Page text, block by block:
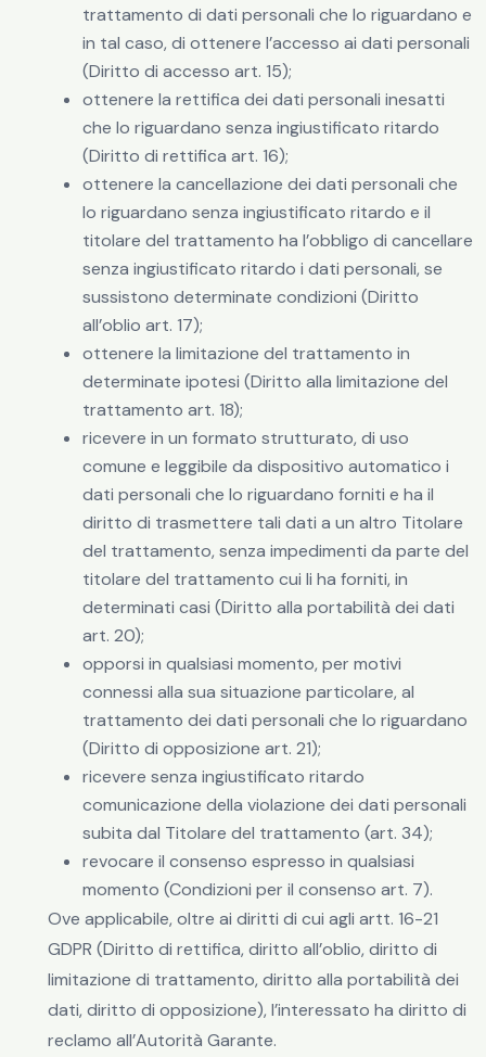
trattamento di dati personali che lo riguardano e
in tal caso, di ottenere l’accesso ai dati personali
(Diritto di accesso art. 15);
ottenere la rettifica dei dati personali inesatti
che lo riguardano senza ingiustificato ritardo
(Diritto di rettifica art. 16);
ottenere la cancellazione dei dati personali che
lo riguardano senza ingiustificato ritardo e il
titolare del trattamento ha l’obbligo di cancellare
senza ingiustificato ritardo i dati personali, se
sussistono determinate condizioni (Diritto
all’oblio art. 17);
ottenere la limitazione del trattamento in
determinate ipotesi (Diritto alla limitazione del
trattamento art. 18);
ricevere in un formato strutturato, di uso
comune e leggibile da dispositivo automatico i
dati personali che lo riguardano forniti e ha il
diritto di trasmettere tali dati a un altro Titolare
del trattamento, senza impedimenti da parte del
titolare del trattamento cui li ha forniti, in
determinati casi (Diritto alla portabilità dei dati
art. 20);
opporsi in qualsiasi momento, per motivi
connessi alla sua situazione particolare, al
trattamento dei dati personali che lo riguardano
(Diritto di opposizione art. 21);
ricevere senza ingiustificato ritardo
comunicazione della violazione dei dati personali
subita dal Titolare del trattamento (art. 34);
revocare il consenso espresso in qualsiasi
momento (Condizioni per il consenso art. 7).
Ove applicabile, oltre ai diritti di cui agli artt. 16-21
GDPR (Diritto di rettifica, diritto all’oblio, diritto di
limitazione di trattamento, diritto alla portabilità dei
dati, diritto di opposizione), l’interessato ha diritto di
reclamo all’Autorità Garante.